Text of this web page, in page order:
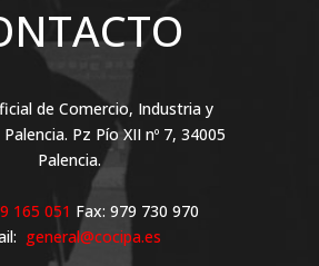
de Comercio, Industria y
Pz Pío XII nº 7, 34005
Palencia.
165 051 Fax: 979 730 970
general@cocipa.es